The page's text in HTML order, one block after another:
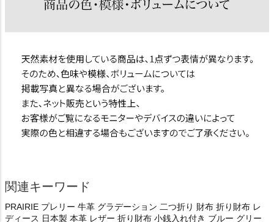
関連キーワード
PRAIRIE プレリー 牛革 グラデーション 二つ折り 財布 折り財布 レ
ディース 日本製 本革 レザー 折り財布 小銭入れ付き ブルー グリー